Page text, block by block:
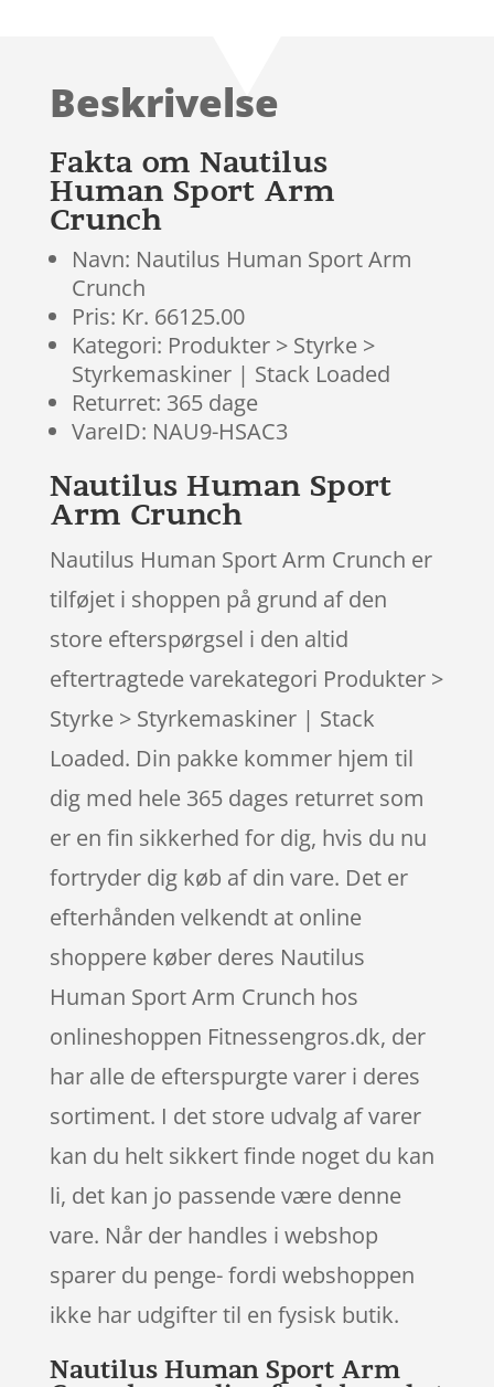
kundebedøm
Beskrivelse
Fakta om Nautilus
Human Sport Arm
Crunch
Navn: Nautilus Human Sport Arm
Crunch
Pris: Kr. 66125.00
Kategori: Produkter > Styrke >
Styrkemaskiner | Stack Loaded
Returret: 365 dage
VareID: NAU9-HSAC3
Nautilus Human Sport
Arm Crunch
Nautilus Human Sport Arm Crunch er
tilføjet i shoppen på grund af den
store efterspørgsel i den altid
eftertragtede varekategori Produkter >
Styrke > Styrkemaskiner | Stack
Loaded. Din pakke kommer hjem til
dig med hele 365 dages returret som
er en fin sikkerhed for dig, hvis du nu
fortryder dig køb af din vare. Det er
efterhånden velkendt at online
shoppere køber deres Nautilus
Human Sport Arm Crunch hos
onlineshoppen Fitnessengros.dk, der
har alle de efterspurgte varer i deres
sortiment. I det store udvalg af varer
kan du helt sikkert finde noget du kan
li, det kan jo passende være denne
vare. Når der handles i webshop
sparer du penge- fordi webshoppen
ikke har udgifter til en fysisk butik.
Nautilus Human Sport Arm